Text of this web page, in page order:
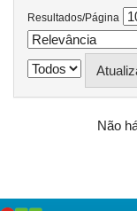
Resultados/Página
Não